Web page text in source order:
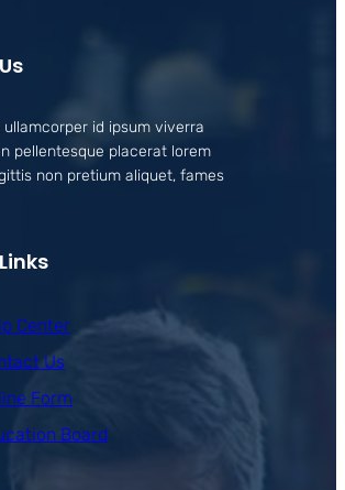
ullamcorper id ipsum viverra
pellentesque placerat lorem
non pretium aliquet, fames
Center
Us
Form
Board